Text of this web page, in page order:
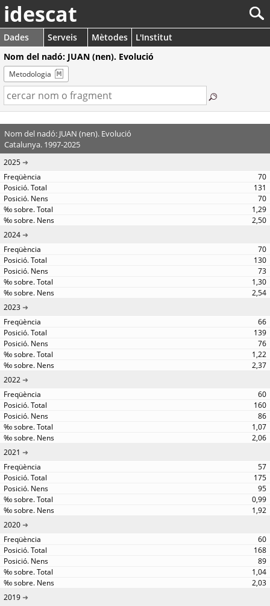
idescat
Dades Serveis Mètodes
L'Institut
Nom del nadó: JUAN (nen). Evolució
Metodologia
Nom del nadó: JUAN (nen). Evolució
Catalunya. 1997-2025
2025
70
131
70
1,29
2,50
2024
70
130
73
1,30
2,54
2023
66
139
76
1,22
2,37
2022
60
160
86
1,07
2,06
2021
57
175
95
0,99
1,92
2020
60
168
89
1,04
2,03
2019